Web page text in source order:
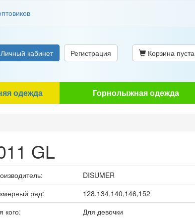
кабинет Регистрация Корзина пуста
одежда Горнолыжная одежда
GL
DISUMER
ряд:
128,134,140,146,152
кого:
Для девочки